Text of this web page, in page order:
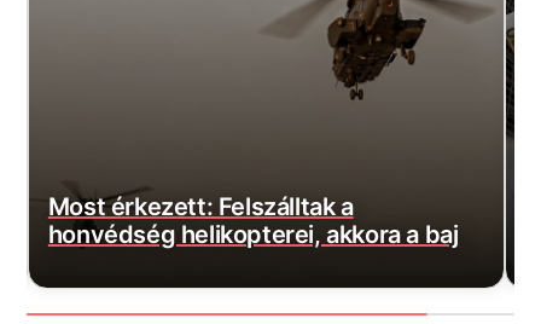
Döntött az uniós bíróság: 289 milliárd
forintot kell visszafizetni az
adőfizetőknek a Fidesz miatt